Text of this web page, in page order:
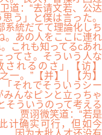
道：“去请文若、公达
う」と僕は言った。
系統だてて理論化しち
。あの人をここに連れ
これも知ってるcあれ
てさ。そういう人な
れるのさ」【访】
。”【并】│【为】
それでそういうシー
んなピンと立っちゃ
そういうのって考える
贾诩微笑道：“若是
计确实可行，但如今